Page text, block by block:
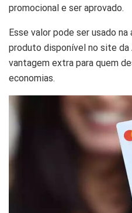
promocional e ser aprovado.
Esse valor pode ser usado
produto disponível no site da
vantagem extra para quem
economias.